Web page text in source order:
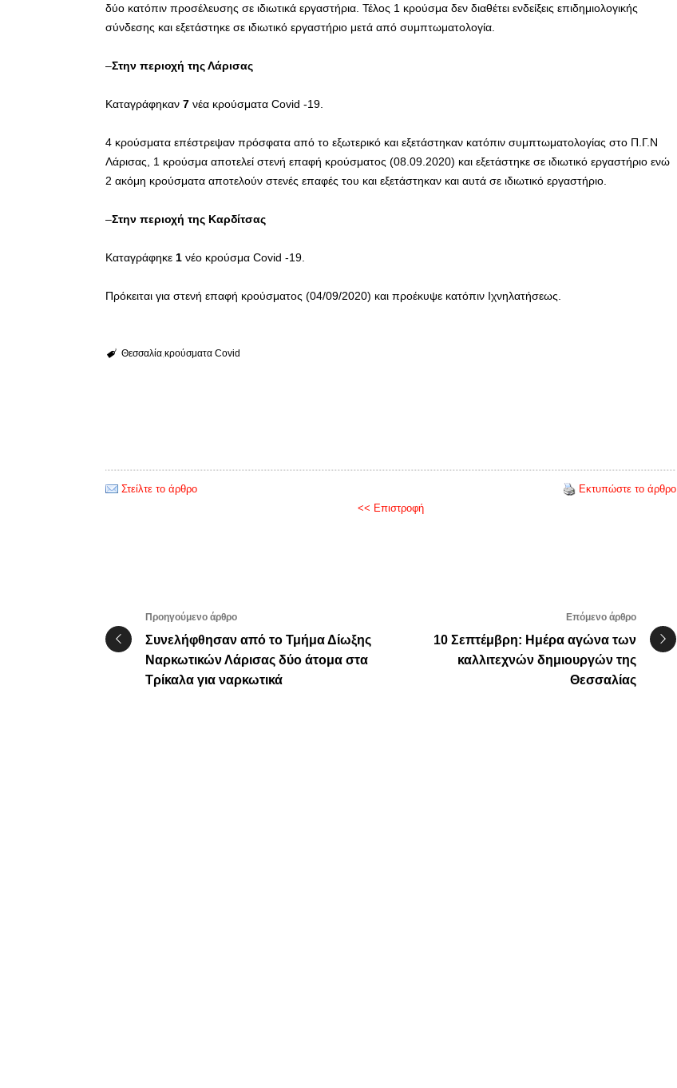
δύο κατόπιν προσέλευσης σε ιδιωτικά εργαστήρια. Τέλος 1 κρούσμα δεν διαθέτει ενδείξεις επιδημιολογικής
σύνδεσης και εξετάστηκε σε ιδιωτικό εργαστήριο μετά από συμπτωματολογία.
–Στην περιοχή της Λάρισας
Καταγράφηκαν 7 νέα κρούσματα Covid -19.
4 κρούσματα επέστρεψαν πρόσφατα από το εξωτερικό και εξετάστηκαν κατόπιν συμπτωματολογίας στο Π.Γ.Ν
Λάρισας, 1 κρούσμα αποτελεί στενή επαφή κρούσματος (08.09.2020) και εξετάστηκε σε ιδιωτικό εργαστήριο ενώ
2 ακόμη κρούσματα αποτελούν στενές επαφές του και εξετάστηκαν και αυτά σε ιδιωτικό εργαστήριο.
–Στην περιοχή της Καρδίτσας
Καταγράφηκε 1 νέο κρούσμα Covid -19.
Πρόκειται για στενή επαφή κρούσματος (04/09/2020) και προέκυψε κατόπιν Ιχνηλατήσεως.
Θεσσαλία κρούσματα Covid
Στείλτε το άρθρο
Εκτυπώστε το άρθρο
<< Επιστροφή
Προηγούμενο άρθρο
Συνελήφθησαν από το Τμήμα Δίωξης
Ναρκωτικών Λάρισας δύο άτομα στα
Τρίκαλα για ναρκωτικά
Επόμενο άρθρο
10 Σεπτέμβρη: Ημέρα αγώνα των
καλλιτεχνών δημιουργών της
Θεσσαλίας